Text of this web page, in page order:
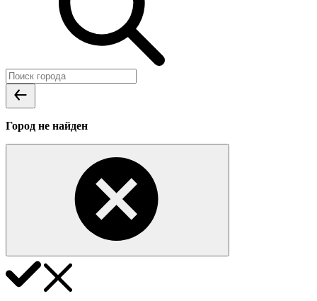
Город не найден